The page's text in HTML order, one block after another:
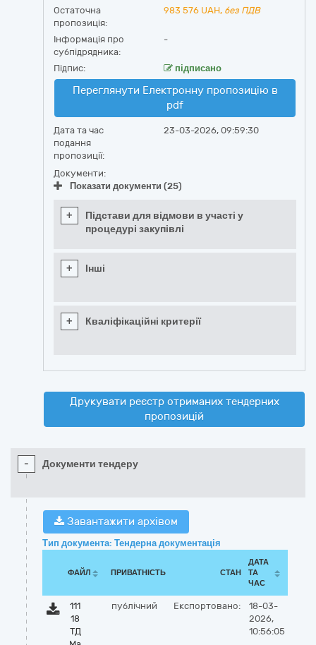
Остаточна
пропозиція:
983 576 UAH, без ПДВ
Інформація про
субпідрядника:
-
Підпис: підписано
Переглянути Електронну пропозицію в
pdf
Дата та час
подання
пропозиції:
23-03-2026, 09:59:30
Документи:
Показати документи (25)
+
Підстави для відмови в участі у
процедурі закупівлі
+ Інші
+ Кваліфікаційні критерії
Друкувати реєстр отриманих тендерних
пропозицій
- Документи тендеру
Завантажити архівом
Тип документа: Тендерна документація
ФАЙЛ ПРИВАТНІСТЬ СТАН
ДАТА
ТА
ЧАС
111
18
ТД
публічний Експортовано:
18-03-
2026,
10:56:05